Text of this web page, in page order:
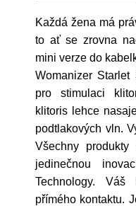
Každá žena má
to ať se zrovna
mini verze do
Womanizer
pro stimulaci
klitoris lehce
podtlakových vln.
Všechny produkty
jedinečnou
Technology.
přímého kontaktu.